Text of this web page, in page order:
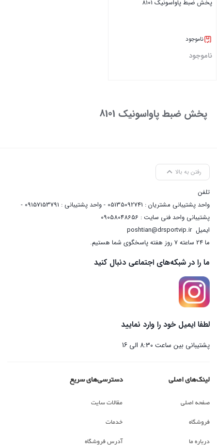
پخش ضبط پاواسونیک 8101
ناموجود
ناموجود
پخش ضبط پاواسونیک 8101
رفتن به بالا
تلفن
واحد پشتیبانی مشتریان : 05135092741 - واحد پشتیبانی : 09157153791 -
پشتیبانی واحد فنی سایت : 09058048656
ایمیلposhtian@drsportvip.ir
ما 24 ساعته 7 روز هفته پاسخگوی شما هستیم.
ما را در شبکه‌های اجتماعی دنبال کنید
لطفا ایمیل خود را وارد نمایید
پشتیبانی بین ساعت 8:30 الی 16
لینک‌های اصلی
صفحه اصلی
فروشگاه
درباره ما
دسترسی‌های سریع
مقالات سایت
خدمات
آدرس فروشگاه